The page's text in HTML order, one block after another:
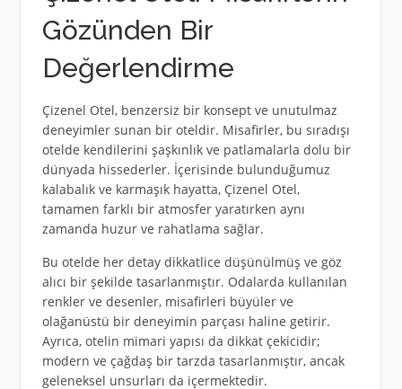
Gözünden Bir
Değerlendirme
Çizenel Otel, benzersiz bir konsept ve unutulmaz
deneyimler sunan bir oteldir. Misafirler, bu sıradışı
otelde kendilerini şaşkınlık ve patlamalarla dolu bir
dünyada hissederler. İçerisinde bulunduğumuz
kalabalık ve karmaşık hayatta, Çizenel Otel,
tamamen farklı bir atmosfer yaratırken aynı
zamanda huzur ve rahatlama sağlar.
Bu otelde her detay dikkatlice düşünülmüş ve göz
alıcı bir şekilde tasarlanmıştır. Odalarda kullanılan
renkler ve desenler, misafirleri büyüler ve
olağanüstü bir deneyimin parçası haline getirir.
Ayrıca, otelin mimari yapısı da dikkat çekicidir;
modern ve çağdaş bir tarzda tasarlanmıştır, ancak
geleneksel unsurları da içermektedir.